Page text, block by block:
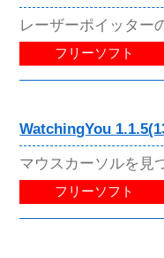
レーザーポイッター
フリーソフト
WatchingYou
マウスカーソルを見
フリーソフト